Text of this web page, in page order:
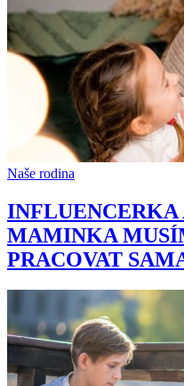
Naše rodina
MAMINKA
PRACOVAT